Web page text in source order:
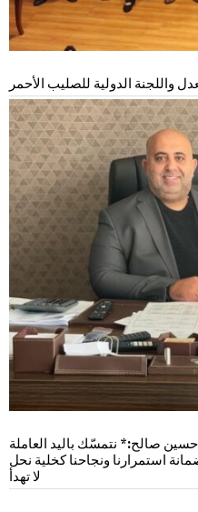
واللجنة الدولية للصليب الأحمر
رئيس مجلس إدارة شركة HSC حسين صالح:* نتمسّك باليد العاملة
استمرارنا ونجاحنا كخلية نحل
لا تهدأ